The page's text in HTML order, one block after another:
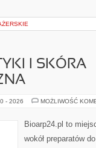
I SKÓRA
- 2026 MOŻLIWOŚĆ
Bioarp24.pl to
wokół preparatów